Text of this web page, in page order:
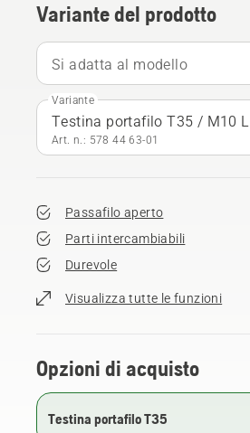
Variante del prodotto
Si adatta al modello
Variante
Testina portafilo T35 / M10 L
Art. n.: 578 44 63‑01
Passafilo aperto
Parti intercambiabili
Durevole
Visualizza tutte le funzioni
Opzioni di acquisto
Testina portafilo T35